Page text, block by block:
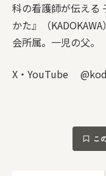
科の看護師が伝える
かた』（
会所属。一児の父。
X・YouTube
こ